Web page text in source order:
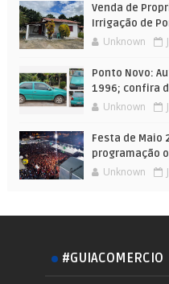
Venda de
Irrigação de
Unknown
Ponto Novo:
1996; confira
Unknown
Festa de Maio
programação
Unknown
#GUIACOMERCIO